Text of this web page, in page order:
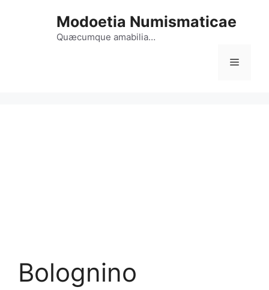
Modoetia Numismaticae
Quæcumque amabilia…
Menu
Bolognino